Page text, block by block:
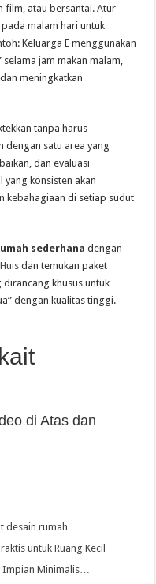
film, atau bersantai. Atur
malam hari untuk
Keluarga E menggunakan
jam makan malam,
meningkatkan
tanpa harus
dengan satu area yang
dan evaluasi
yang konsisten akan
kebahagiaan di setiap sudut
sederhana dengan
dan temukan paket
khusus untuk
dengan kualitas tinggi.
di Atas dan
desain rumah…
untuk Ruang Kecil
Impian Minimalis…